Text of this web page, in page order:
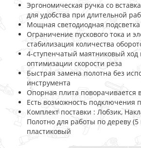
Эргономическая ручка со
для удобства при длительной
Мощная светодиодная
Ограничение пускового тока и
стабилизация количества
4-ступенчатый маятниковый ход
оптимизации скорости реза
Быстрая замена полотна без
инструмента
Опорная плита поворачивается
Есть возможность подключения
Комплект поставки : Лобзик,
Полотно для работы по дереву (5
пластиковый